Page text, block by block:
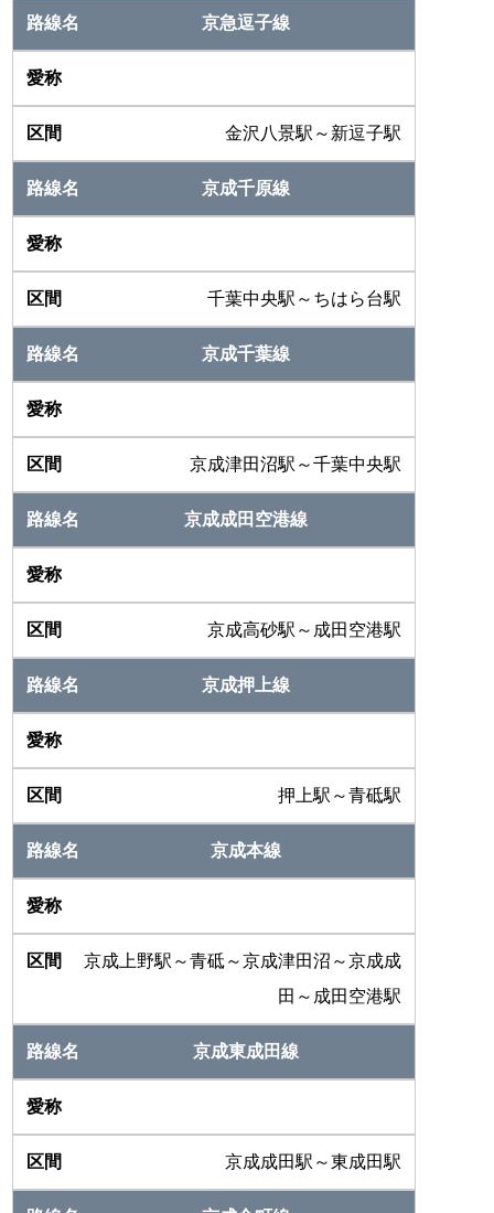
京急逗子線
金沢八景駅～新逗子駅
京成千原線
千葉中央駅～ちはら台駅
京成千葉線
京成津田沼駅～千葉中央駅
京成成田空港線
京成高砂駅～成田空港駅
京成押上線
押上駅～青砥駅
京成本線
京成上野駅～青砥～京成津田沼～京成成
田～成田空港駅
京成東成田線
京成成田駅～東成田駅